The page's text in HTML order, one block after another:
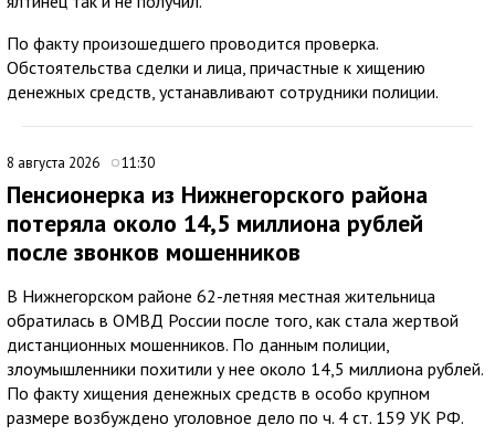
По факту произошедшего проводится проверка.
Обстоятельства сделки и лица, причастные к хищению
денежных средств, устанавливают сотрудники полиции.
8 августа 2026 11:30
Пенсионерка из Нижнегорского района
потеряла около 14,5 миллиона рублей
после звонков мошенников
В Нижнегорском районе 62-летняя местная жительница
обратилась в ОМВД России после того, как стала жертвой
дистанционных мошенников. По данным полиции,
злоумышленники похитили у нее около 14,5 миллиона рублей.
По факту хищения денежных средств в особо крупном
размере возбуждено уголовное дело по ч. 4 ст. 159 УК РФ.